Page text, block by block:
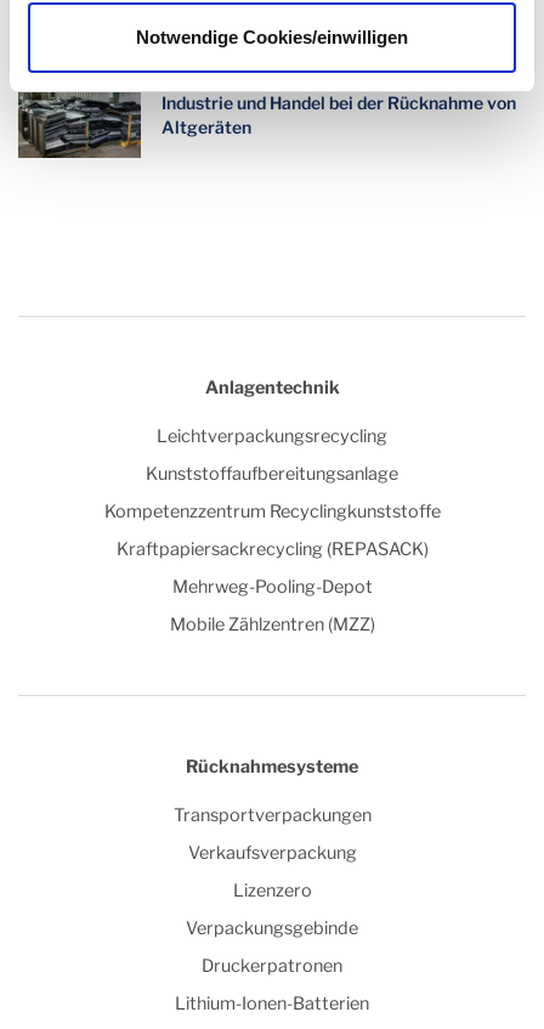
Notwendige Cookies/einwilligen
„Grünländer“-Verpackung
ElektroG 2022: Interseroh unterstützt
Industrie und Handel bei der Rücknahme von
Altgeräten
Anlagentechnik
Leichtverpackungsrecycling
Kunststoffaufbereitungsanlage
Kompetenzzentrum Recyclingkunststoffe
Kraftpapiersackrecycling (REPASACK)
Mehrweg-Pooling-Depot
Mobile Zählzentren (MZZ)
Rücknahmesysteme
Transportverpackungen
Verkaufsverpackung
Lizenzero
Verpackungsgebinde
Druckerpatronen
Lithium-Ionen-Batterien